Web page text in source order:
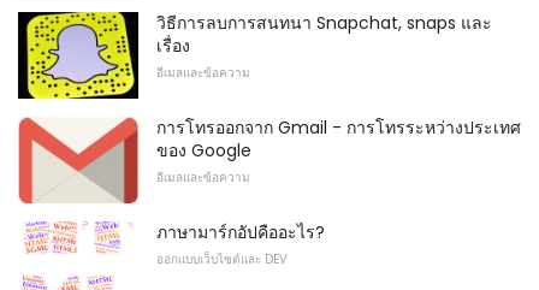
วิธีการลบการสนทนา Snapchat, snaps และ
เรื่อง
อีเมลและข้อความ
การโทรออกจาก Gmail - การโทรระหว่างประเทศ
ของ Google
อีเมลและข้อความ
ภาษามาร์กอัปคืออะไร?
ออกแบบเว็บไซต์และ DEV